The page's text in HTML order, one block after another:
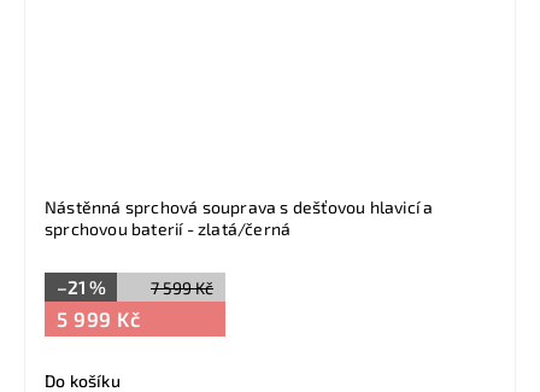
Nástěnná sprchová souprava s dešťovou hlavicí a
sprchovou baterií - zlatá/černá
7 599 Kč
–21 %
5 999 Kč
Do košíku